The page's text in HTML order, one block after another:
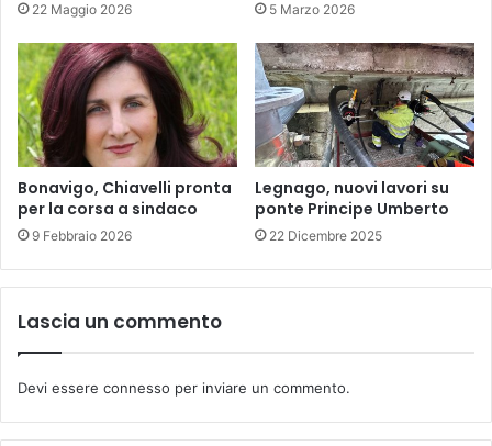
22 Maggio 2026 5 Marzo 2026
Bonavigo, Chiavelli pronta
per la corsa a sindaco
9 Febbraio 2026
Legnago, nuovi lavori su
ponte Principe Umberto
22 Dicembre 2025
Lascia un commento
Devi essere connesso per inviare un commento.